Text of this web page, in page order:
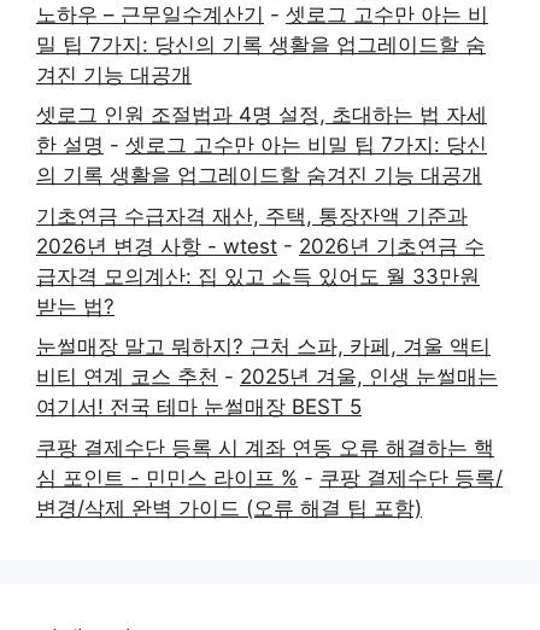
노하우 – 근무일수계산기 - 셋로그 고수만 아는 비
밀 팁 7가지: 당신의 기록 생활을 업그레이드할 숨
겨진 기능 대공개
셋로그 인원 조절법과 4명 설정, 초대하는 법 자세
한 설명 - 셋로그 고수만 아는 비밀 팁 7가지: 당신
의 기록 생활을 업그레이드할 숨겨진 기능 대공개
기초연금 수급자격 재산, 주택, 통장잔액 기준과
2026년 변경 사항 - wtest - 2026년 기초연금 수
급자격 모의계산: 집 있고 소득 있어도 월 33만원
받는 법?
눈썰매장 말고 뭐하지? 근처 스파, 카페, 겨울 액티
비티 연계 코스 추천 - 2025년 겨울, 인생 눈썰매는
여기서! 전국 테마 눈썰매장 BEST 5
쿠팡 결제수단 등록 시 계좌 연동 오류 해결하는 핵
심 포인트 - 민민스 라이프 % - 쿠팡 결제수단 등록/
변경/삭제 완벽 가이드 (오류 해결 팁 포함)